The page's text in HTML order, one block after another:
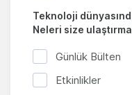
Teknoloji
Neleri size
Günlük Bülten
Etkinlikler